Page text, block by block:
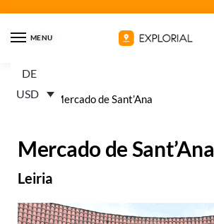
MENU
DE
USD
Home » Mercado de Sant’Ana
Mercado de Sant’Ana
Leiria